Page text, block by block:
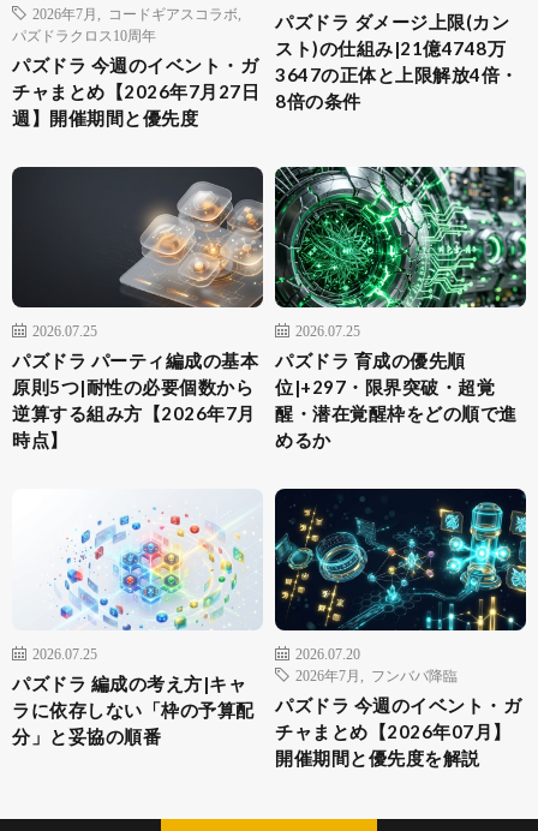
2026年7月
コードギアスコラボ
パズドラクロス10周年
パズドラ 今週のイベント・ガ
チャまとめ【2026年7月27日
週】開催期間と優先度
パズドラ ダメージ上限(カン
スト)の仕組み|21億4748万
3647の正体と上限解放4倍・
8倍の条件
2026.07.25
パズドラ パーティ編成の基本
原則5つ|耐性の必要個数から
逆算する組み方【2026年7月
時点】
2026.07.25
パズドラ 育成の優先順
位|+297・限界突破・超覚
醒・潜在覚醒枠をどの順で進
めるか
2026.07.25
パズドラ 編成の考え方|キャ
ラに依存しない「枠の予算配
分」と妥協の順番
2026.07.20
2026年7月
フンババ降臨
パズドラ 今週のイベント・ガ
チャまとめ【2026年07月】
開催期間と優先度を解説